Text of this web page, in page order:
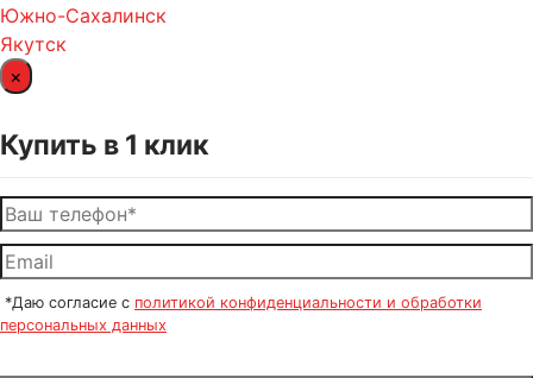
Южно-Сахалинск
Якутск
×
Купить в 1 клик
*Даю согласие с политикой конфиденциальности и обработки
персональных данных